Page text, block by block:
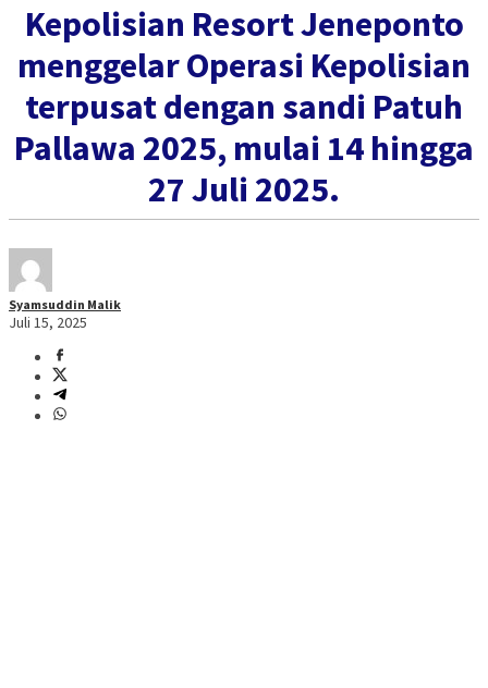
Kepolisian Resort Jeneponto
menggelar Operasi Kepolisian
terpusat dengan sandi Patuh
Pallawa 2025, mulai 14 hingga
27 Juli 2025.
Syamsuddin Malik
Juli 15, 2025